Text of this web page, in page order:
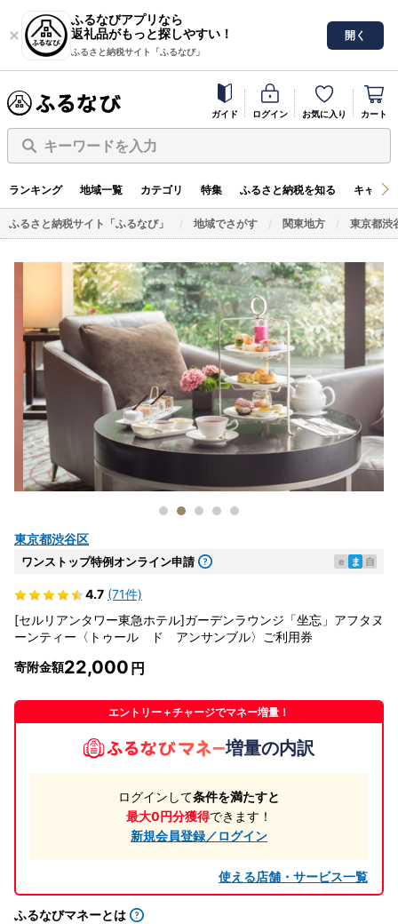
ふるなびアプリなら
返礼品がもっと探しやすい！
ふるさと納税サイト「ふるなび」
開く
ガイド ログイン お気に入り カート
キーワードを入力
ランキング 地域一覧 カテゴリ 特集 ふるさと納税を知る キャン
ふるさと納税サイト「ふるなび」 地域でさがす 関東地方 東京都渋
東京都渋谷区
ワンストップ特例オンライン申請 e ま 自
4.7 (71件)
[セルリアンタワー東急ホテル]ガーデンラウンジ「坐忘」アフタヌ
ーンティー〈トゥール ド アンサンブル〉ご利用券
寄附金額22,000
エントリー＋チャージでマネー増量！
増量の内訳
ログインして条件を満たすと
最大0円分獲得できます！
新規会員登録／ログイン
使える店舗・サービス一覧
ふるなびマネーとは